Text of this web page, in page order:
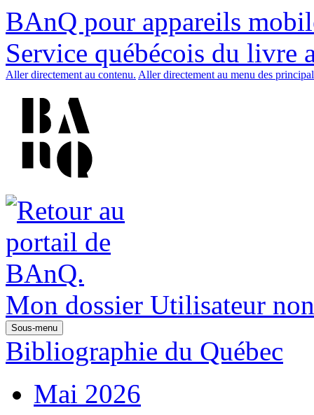
BAnQ pour appareils
Service québécois du livre
Aller directement au contenu. Aller directement au menu des
Mon dossier Utilisateur
Sous-menu
Bibliographie du Québec
Mai 2026